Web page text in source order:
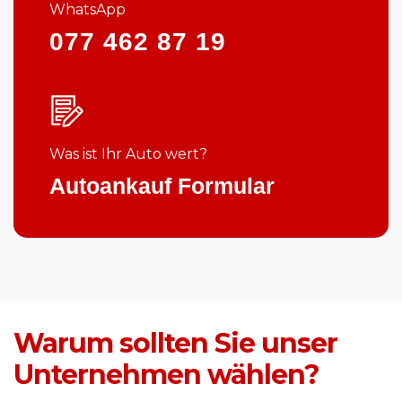
WhatsApp
077 462 87 19
Was ist Ihr Auto wert?
Autoankauf Formular
Warum sollten Sie unser
Unternehmen wählen?